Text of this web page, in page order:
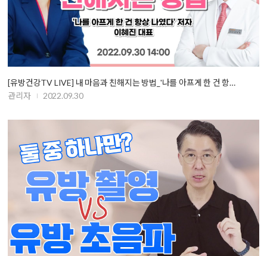
[유방건강TV LIVE] 내 마음과 친해지는 방법_'나를 아프게 한 건 항…
관리자
2022.09.30